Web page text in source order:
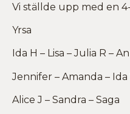
Vi ställde upp med en
Yrsa
Ida H – Lisa – Julia R –
Jennifer – Amanda – Ida
Alice J – Sandra – Saga